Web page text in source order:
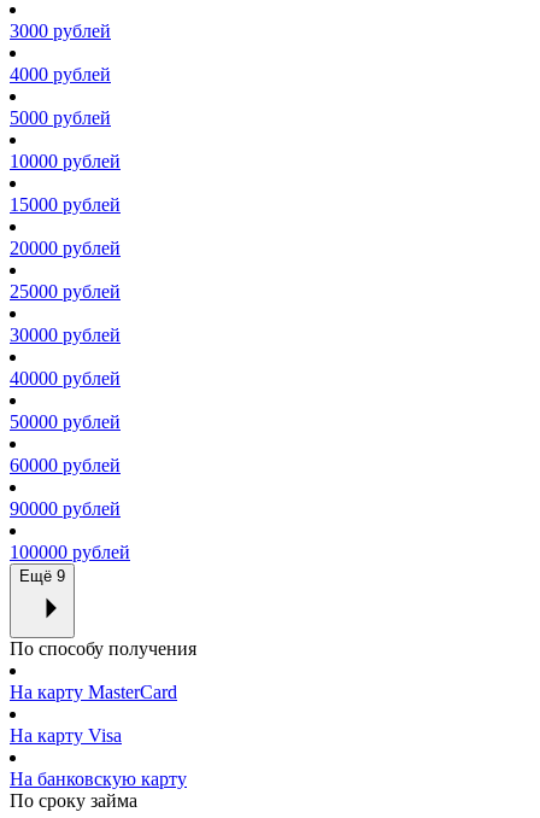
3000 рублей
4000 рублей
5000 рублей
10000 рублей
15000 рублей
20000 рублей
25000 рублей
30000 рублей
40000 рублей
50000 рублей
60000 рублей
90000 рублей
100000 рублей
Ещё 9
По способу получения
На карту MasterCard
На карту Visa
На банковскую карту
По сроку займа